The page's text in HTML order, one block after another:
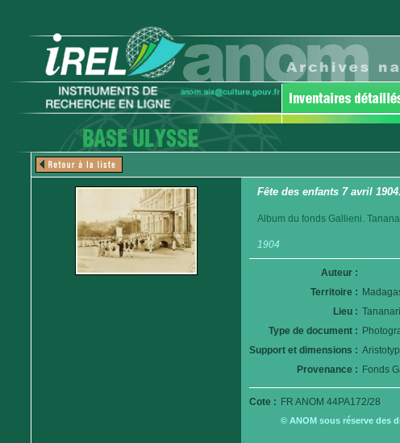
Fête des enfants 7 avril
Album du fonds Gallieni.
1904
Auteur :
Territoire :
Lieu :
Type de document :
Support et dimensions :
Provenance : Fonds
Cote : FR ANOM 44PA172/28
© ANOM sous réserve des